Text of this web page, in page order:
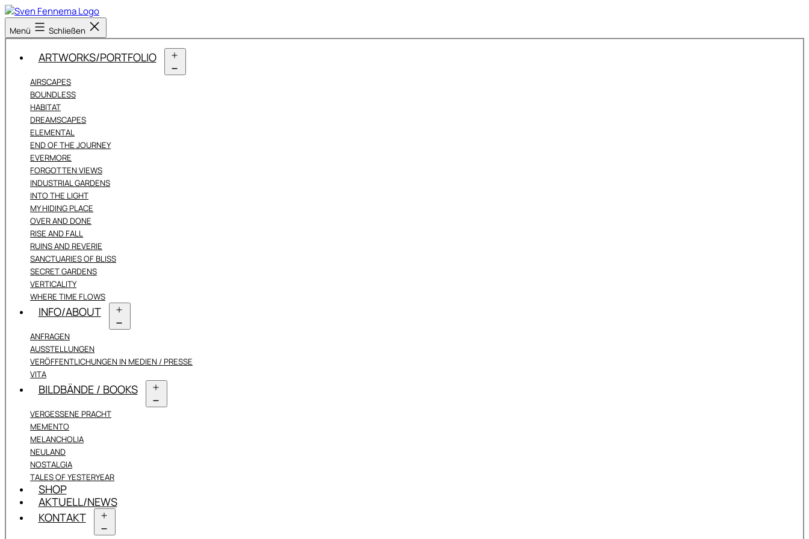
Zum
Inhalt
springen
Sven
Fennema
Menü Schließen
ARTWORKS/PORTFOLIO
AIRSCAPES
BOUNDLESS
HABITAT
DREAMSCAPES
ELEMENTAL
END OF THE JOURNEY
EVERMORE
FORGOTTEN VIEWS
INDUSTRIAL GARDENS
INTO THE LIGHT
MY HIDING PLACE
OVER AND DONE
RISE AND FALL
RUINS AND REVERIE
SANCTUARIES OF BLISS
SECRET GARDENS
VERTICALITY
WHERE TIME FLOWS
INFO/ABOUT
ANFRAGEN
AUSSTELLUNGEN
VERÖFFENTLICHUNGEN IN MEDIEN / PRESSE
VITA
BILDBÄNDE / BOOKS
VERGESSENE PRACHT
MEMENTO
MELANCHOLIA
NEULAND
NOSTALGIA
TALES OF YESTERYEAR
SHOP
AKTUELL/NEWS
KONTAKT